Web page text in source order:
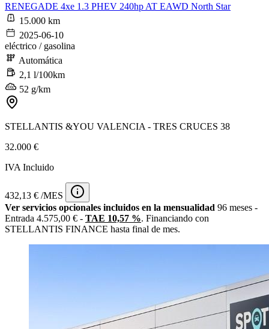
RENEGADE 4xe 1.3 PHEV 240hp AT EAWD North Star
15.000 km
2025-06-10
eléctrico / gasolina
Automática
2,1 l/100km
52 g/km
STELLANTIS &YOU VALENCIA - TRES CRUCES 38
32.000 €
IVA Incluido
432,13 € /MES
Ver servicios opcionales incluidos en la mensualidad 96 meses -
Entrada 4.575,00 € - TAE 10,57 %. Financiando con
STELLANTIS FINANCE hasta final de mes.